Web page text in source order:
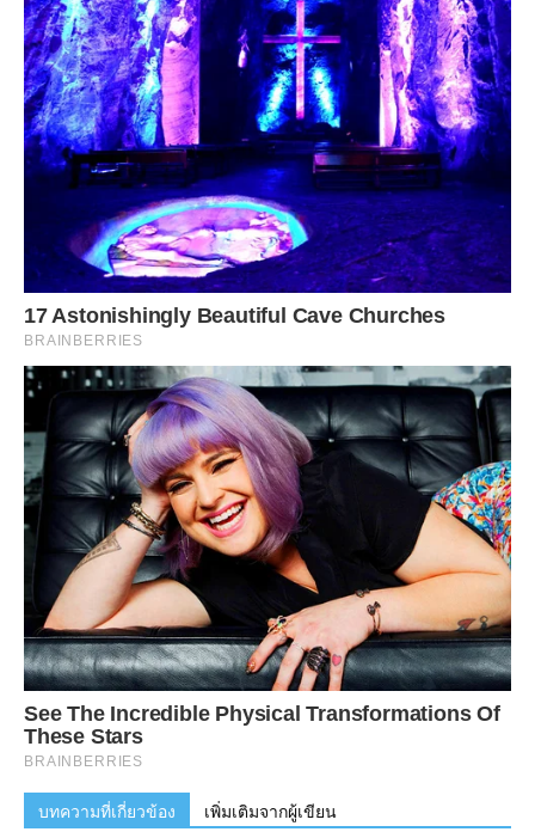
บทความที่เกี่ยวข้อง เพิ่มเติมจากผู้เขียน